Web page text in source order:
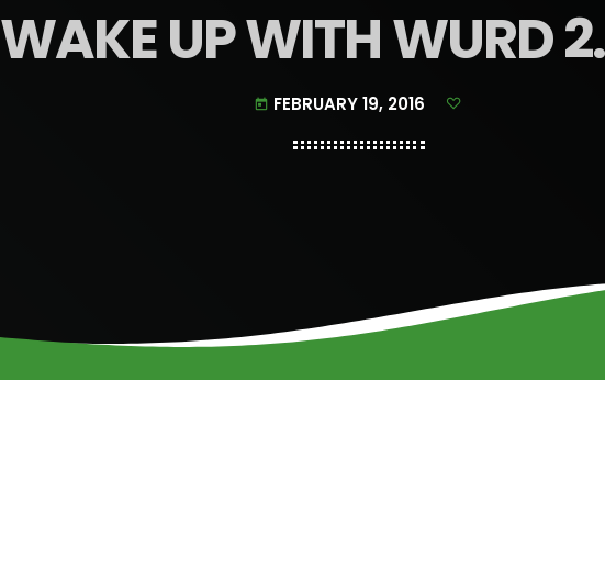
WAKE UP WITH WURD
today FEBRUARY 19, 2016